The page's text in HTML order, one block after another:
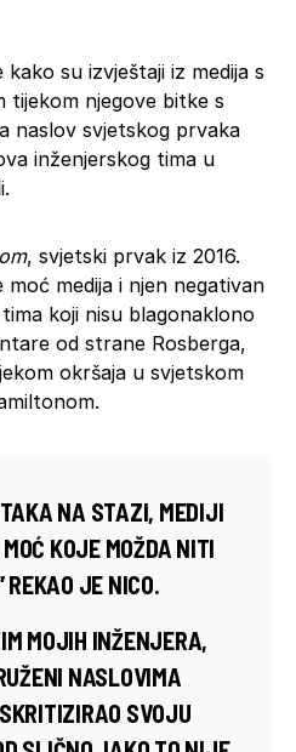
kako su izvještaji iz medija s
tijekom njegove bitke s
naslov svjetskog prvaka
inženjerskog tima u
, svjetski prvak iz 2016.
medija i njen negativan
koji nisu blagonaklono
od strane Rosberga,
okršaja u svjetskom
NA STAZI, MEDIJI
KOJE MOŽDA NITI
JE NICO.
MOJIH INŽENJERA,
NASLOVIMA
SVOJU